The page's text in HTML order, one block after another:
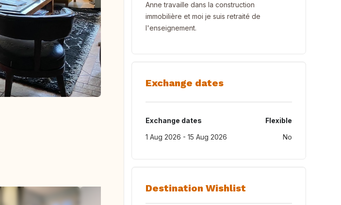
Anne travaille dans la construction
immobilière et moi je suis retraité de
l'enseignement.
Exchange dates
Exchange dates
Flexible
1 Aug 2026 - 15 Aug 2026
No
Destination Wishlist